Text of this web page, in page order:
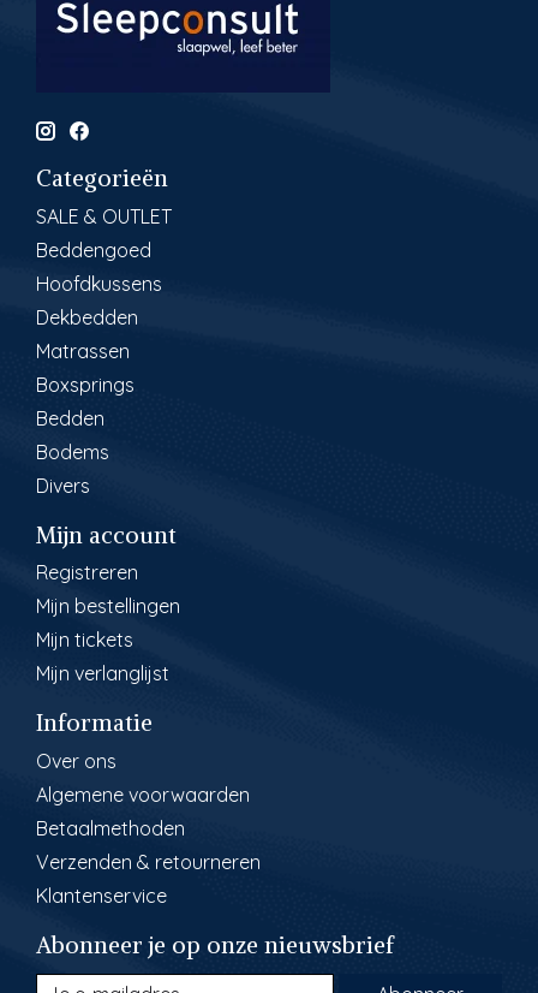
Categorieën
SALE & OUTLET
Beddengoed
Hoofdkussens
Dekbedden
Matrassen
Boxsprings
Bedden
Bodems
Divers
Mijn account
Registreren
Mijn bestellingen
Mijn tickets
Mijn verlanglijst
Informatie
Over ons
Algemene voorwaarden
Betaalmethoden
Verzenden & retourneren
Klantenservice
Abonneer je op onze nieuwsbrief